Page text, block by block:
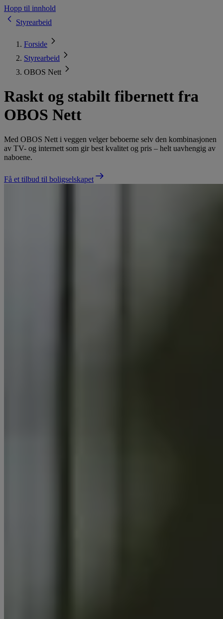
Hopp til innhold
Styrearbeid
Forside
Styrearbeid
OBOS Nett
Raskt og stabilt fibernett fra
OBOS Nett
Med OBOS Nett i veggen velger beboerne selv den kombinasjonen
av TV- og internett som gir best kvalitet og pris – helt uavhengig av
naboene.
Få et tilbud til boligselskapet